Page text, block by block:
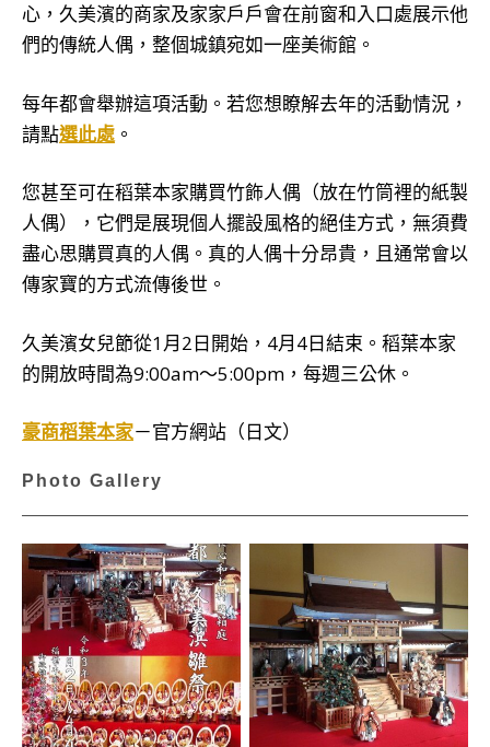
心，久美濱的商家及家家戶戶會在前窗和入口處展示他
們的傳統人偶，整個城鎮宛如一座美術館。
每年都會舉辦這項活動。若您想瞭解去年的活動情況，
請點選此處 。
您甚至可在稻葉本家購買竹飾人偶（放在竹筒裡的紙製
人偶），它們是展現個人擺設風格的絕佳方式，無須費
盡心思購買真的人偶。真的人偶十分昂貴，且通常會以
傳家寶的方式流傳後世。
久美濱女兒節從1月2日開始，4月4日結束。稻葉本家
的開放時間為9:00am～5:00pm，每週三公休。
豪商稻葉本家－官方網站（日文）
Photo Gallery